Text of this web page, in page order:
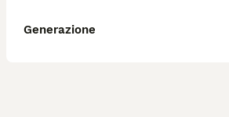
Generazione